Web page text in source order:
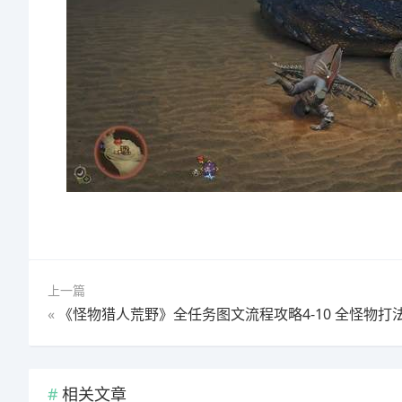
上一篇
« 《怪物猎人荒野》全任务图文流程攻略4-10 全怪物打法及支线攻
相关文章